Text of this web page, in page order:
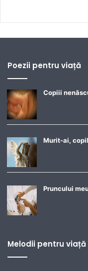
Poezii pentru viață
Copiii
Murit-ai,
Pruncului
Melodii pentru viață